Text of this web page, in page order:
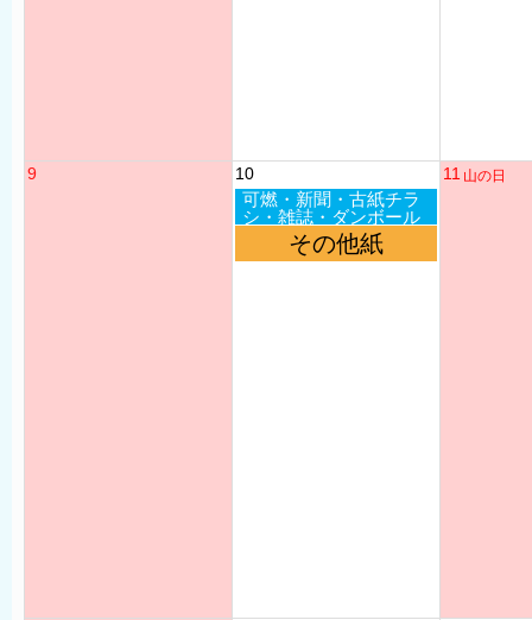
9 10 11 山の日
可燃・新聞・古紙チラ
シ・雑誌・ダンボール
その他紙